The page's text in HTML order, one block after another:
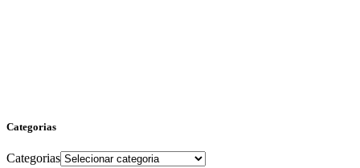
Categorias
Categorias